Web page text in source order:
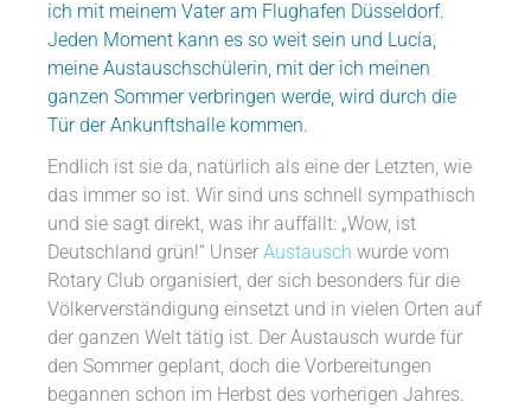
ich mit meinem Vater am Flughafen Düsseldorf.
Jeden Moment kann es so weit sein und Lucía,
meine Austauschschülerin, mit der ich meinen
ganzen Sommer verbringen werde, wird durch die
Tür der Ankunftshalle kommen.
Endlich ist sie da, natürlich als eine der Letzten, wie
das immer so ist. Wir sind uns schnell sympathisch
und sie sagt direkt, was ihr auffällt: „Wow, ist
Deutschland grün!“ UnserAustausch wurde vom
Rotary Club organisiert, der sich besonders für die
Völkerverständigung einsetzt und in vielen Orten auf
der ganzen Welt tätig ist. Der Austausch wurde für
den Sommer geplant, doch die Vorbereitungen
begannen schon im Herbst des vorherigen Jahres.